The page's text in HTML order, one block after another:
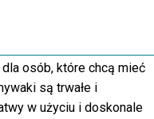
osób, które chcą mieć
są trwałe i
w użyciu i doskonale